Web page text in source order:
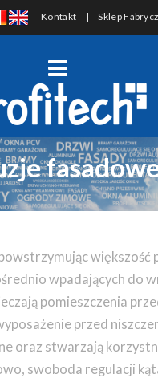
Kontakt |Sklep
większość
wpadających do
pomieszczenia
przed
oraz stwarzają
swoboda regulacji